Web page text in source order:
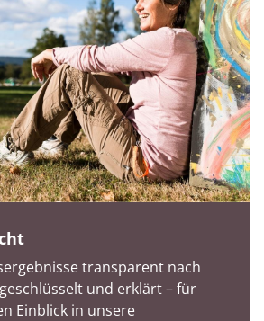
transparent nach
und erklärt – für
Einblick in unsere